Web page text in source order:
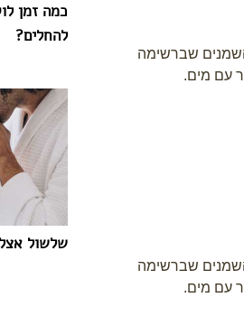
לשלב עם 2-3 מהשמנים שברשימה
.
לשלב עם 2-3 מהשמנים שברשימה
.
כמה זמן
להחלים?
שלשול אצל